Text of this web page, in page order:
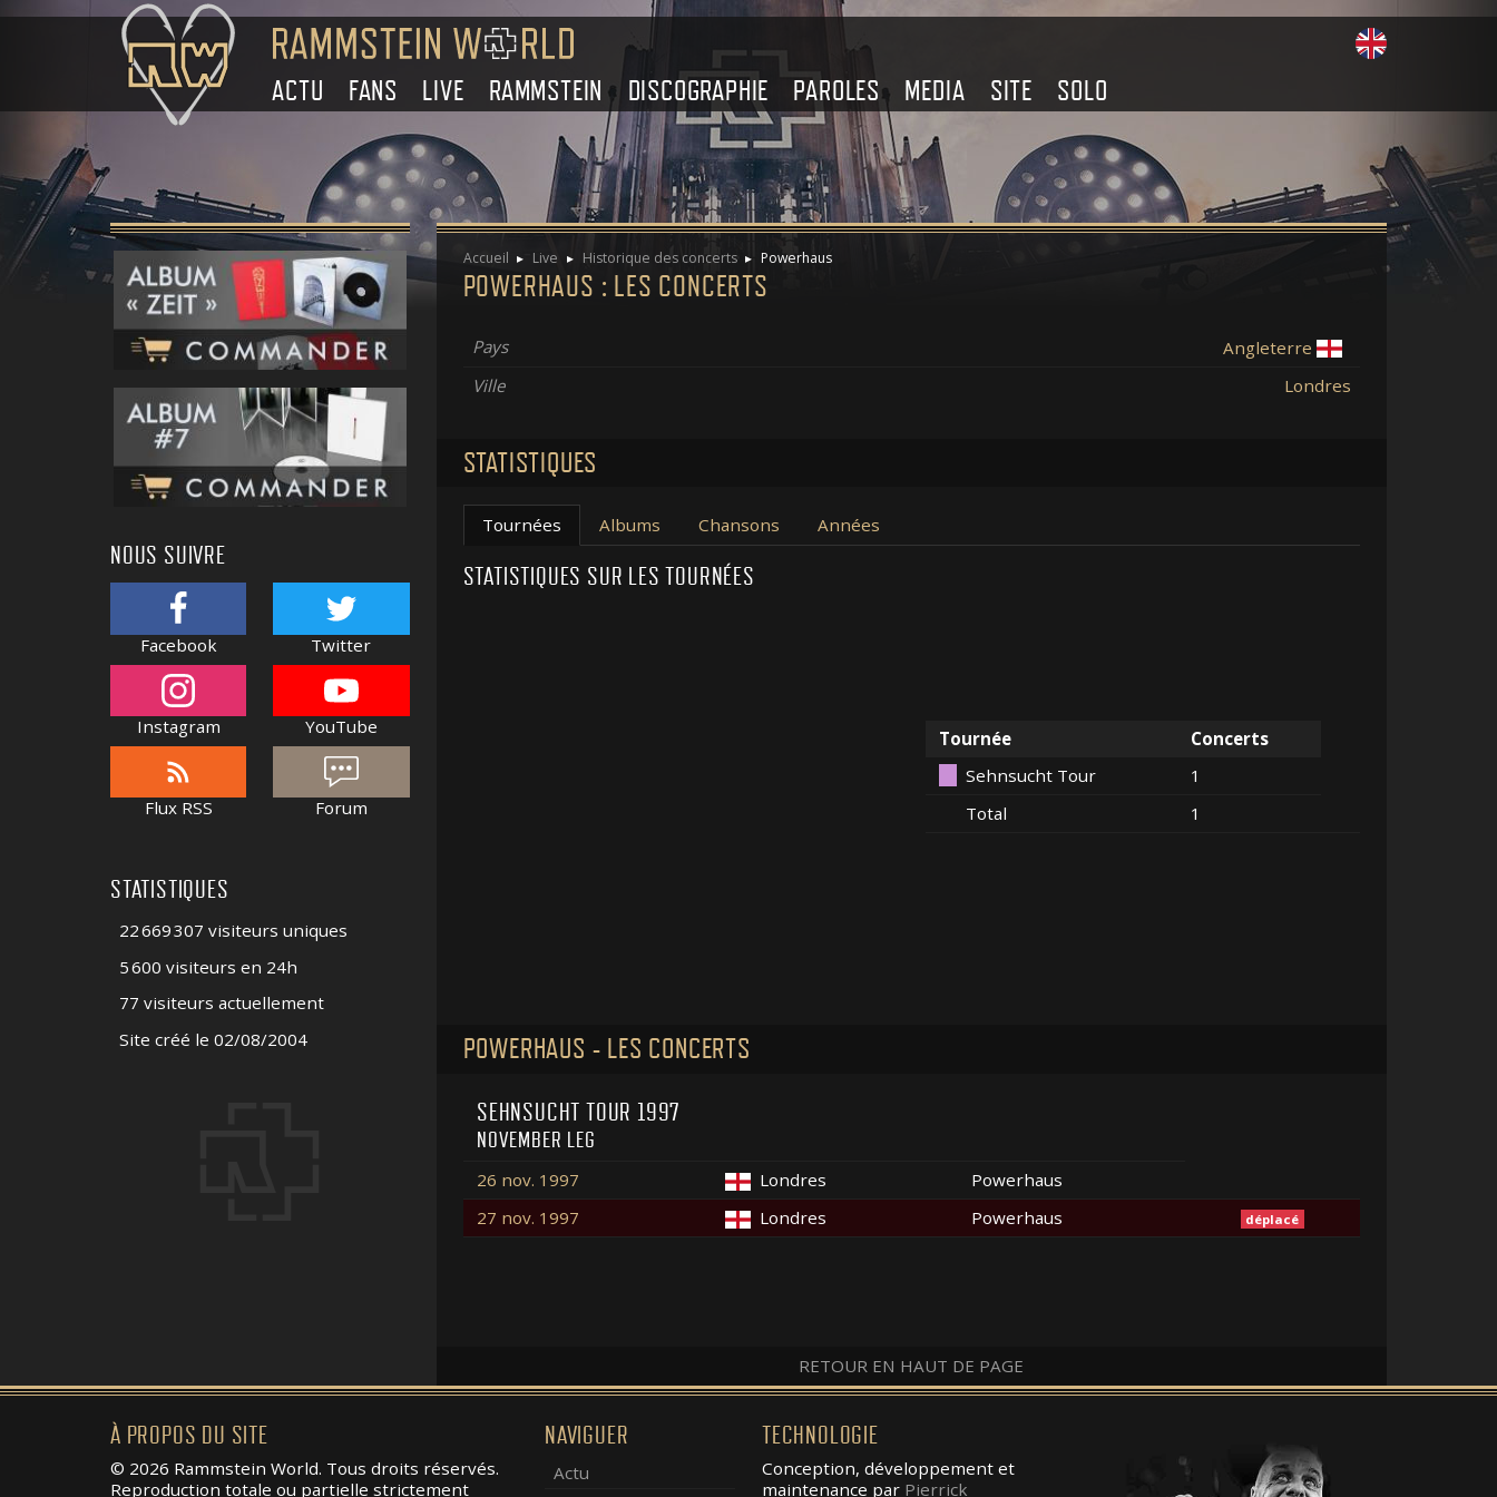
ACTU FANS LIVE RAMMSTEIN DISCOGRAPHIE PAROLES MEDIA SITE SOLO
Accueil Live Historique des concerts Powerhaus
POWERHAUS : LES CONCERTS
Pays
Angleterre
Ville
Londres
STATISTIQUES
Tournées Albums Chansons Années
STATISTIQUES SUR LES TOURNÉES
Tournée
Concerts
Sehnsucht Tour
1
Total
1
POWERHAUS - LES CONCERTS
SEHNSUCHT TOUR 1997
NOVEMBER LEG
26 nov. 1997 Londres
Powerhaus
27 nov. 1997
Londres Powerhaus déplacé
RETOUR EN HAUT DE PAGE
NOUS SUIVRE
Facebook Twitter
Instagram YouTube
Flux RSS Forum
STATISTIQUES
22 669 307 visiteurs uniques
5 600 visiteurs en 24h
77 visiteurs actuellement
Site créé le 02/08/2004
À PROPOS DU SITE
© 2026 Rammstein World. Tous droits réservés.
Reproduction totale ou partielle strictement
NAVIGUER
Actu
TECHNOLOGIE
Conception, développement et
maintenance par Pierrick